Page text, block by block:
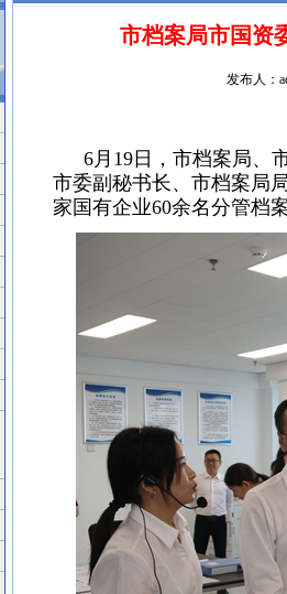
市档案局市国资
发布人：
6月19日，市档案局、
市委副秘书长、市档案局
家国有企业60余名分管档